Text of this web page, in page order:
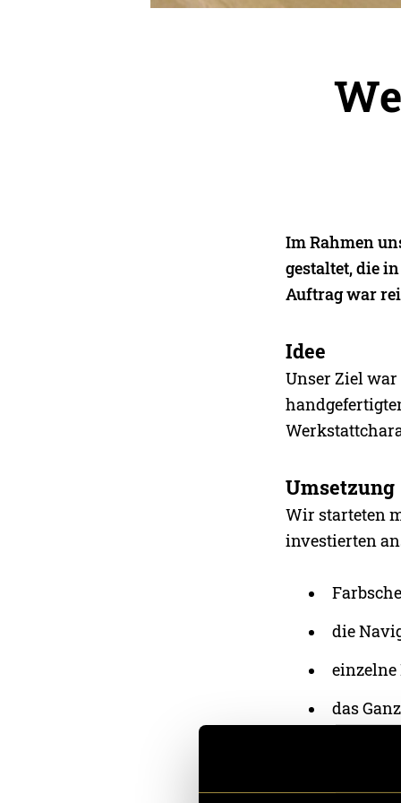
Im Rahmen
gestaltet, die
Auftrag war
Idee
Unser Ziel
Umsetzung
Wir starteten
investierten
die
einzelne
das